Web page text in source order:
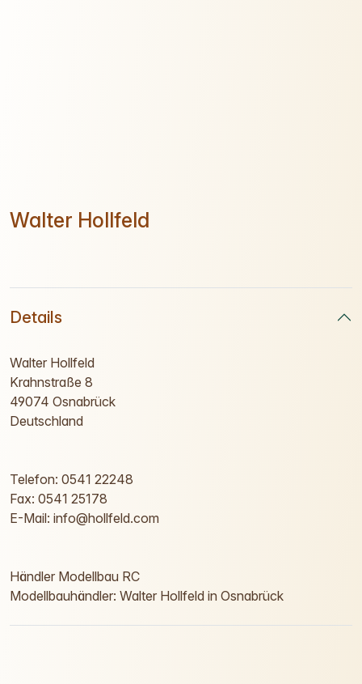
Walter Hollfeld
Details
Walter Hollfeld
Krahnstraße 8
49074 Osnabrück
Deutschland
Telefon: 0541 22248
Fax: 0541 25178
E-Mail: info@hollfeld.com
Händler Modellbau RC
Modellbauhändler: Walter Hollfeld in Osnabrück